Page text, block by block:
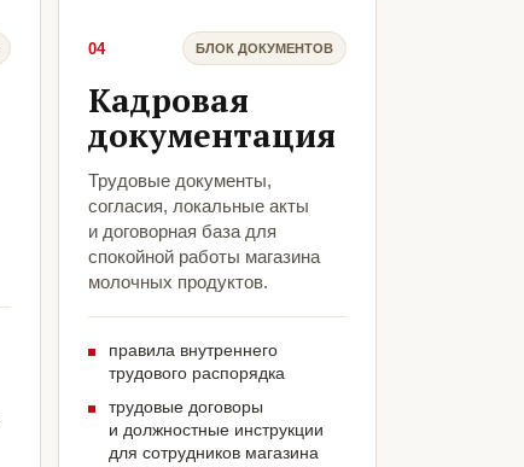
04 БЛОК ДОКУМЕНТОВ
Кадровая
документация
Трудовые документы,
согласия, локальные акты
и договорная база для
спокойной работы магазина
молочных продуктов.
правила внутреннего
трудового распорядка
трудовые договоры
и должностные инструкции
для сотрудников магазина